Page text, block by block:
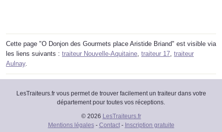
Cette page "O Donjon des Gourmets place Aristide Briand" est visible via
les liens suivants : traiteur Nouvelle-Aquitaine traiteur 17 traiteur
Aulnay.
LesTraiteurs.fr vous permet de trouver facilement un traiteur dans votre
département pour toutes vos réceptions.
© 2026 LesTraiteurs.fr
Mentions légales- Contact- Inscription gratuite